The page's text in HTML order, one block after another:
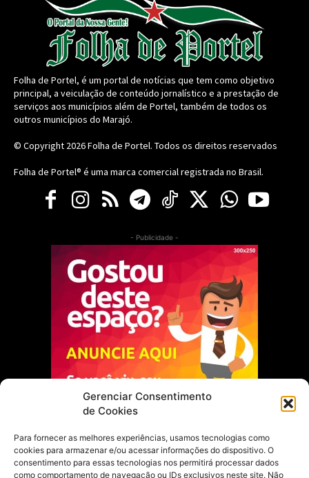
Gerenciar Consentimento
de Cookies
Para fornecer as melhores experiências, usamos tecnologias como
cookies para armazenar e/ou acessar informações do dispositivo. O
consentimento para essas tecnologias nos permitirá processar dados
como comportamento de navegação ou IDs exclusivos neste site. Não
Folha de Portel, é um portal de notícias que tem como objetivo
principal, a veiculação de conteúdo jornalístico e a prestação de
serviços aos municípios além de Portel, também de todos os
outros municípios do Marajó.
© Copyright 2026Folha de Portel. Todos os direitos reservados
Folha de Portel® é uma marca comercial registrada no Brasil.
- Publicidade -
Escolha do Editor